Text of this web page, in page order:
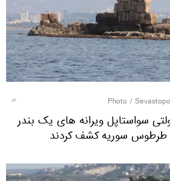
سواستاپل ویرانه های یک بندر
طرطوس سوریه کشف کردند